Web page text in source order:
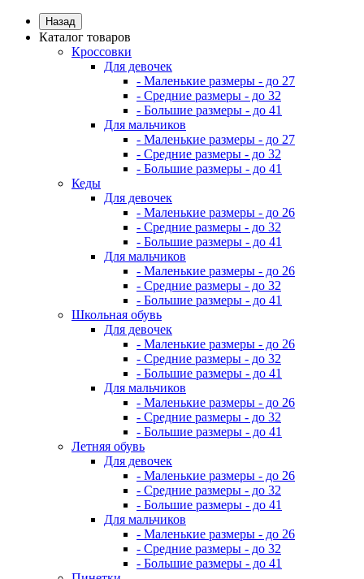
Назад
Каталог товаров
Кроссовки
Для девочек
- Маленькие размеры - до 27
- Средние размеры - до 32
- Большие размеры - до 41
Для мальчиков
- Маленькие размеры - до 27
- Средние размеры - до 32
- Большие размеры - до 41
Кеды
Для девочек
- Маленькие размеры - до 26
- Средние размеры - до 32
- Большие размеры - до 41
Для мальчиков
- Маленькие размеры - до 26
- Средние размеры - до 32
- Большие размеры - до 41
Школьная обувь
Для девочек
- Маленькие размеры - до 26
- Средние размеры - до 32
- Большие размеры - до 41
Для мальчиков
- Маленькие размеры - до 26
- Средние размеры - до 32
- Большие размеры - до 41
Летняя обувь
Для девочек
- Маленькие размеры - до 26
- Средние размеры - до 32
- Большие размеры - до 41
Для мальчиков
- Маленькие размеры - до 26
- Средние размеры - до 32
- Большие размеры - до 41